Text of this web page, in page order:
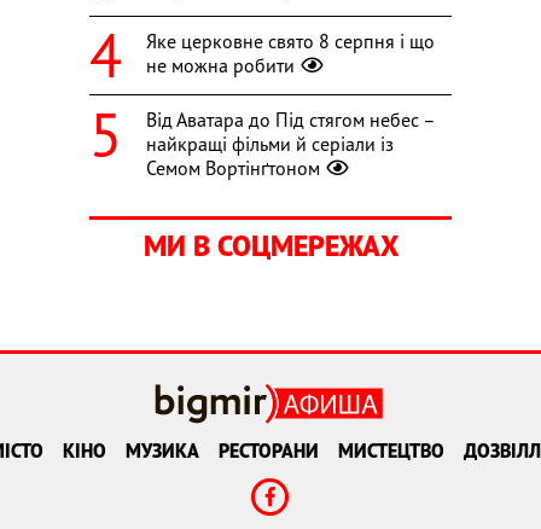
Яке церковне свято 8 серпня і що
не можна робити
Від Аватара до Під стягом небес –
найкращі фільми й серіали із
Семом Вортінґтоном
МИ В СОЦМЕРЕЖАХ
КІНО МУЗИКА РЕСТОРАНИ МИСТЕЦТВО